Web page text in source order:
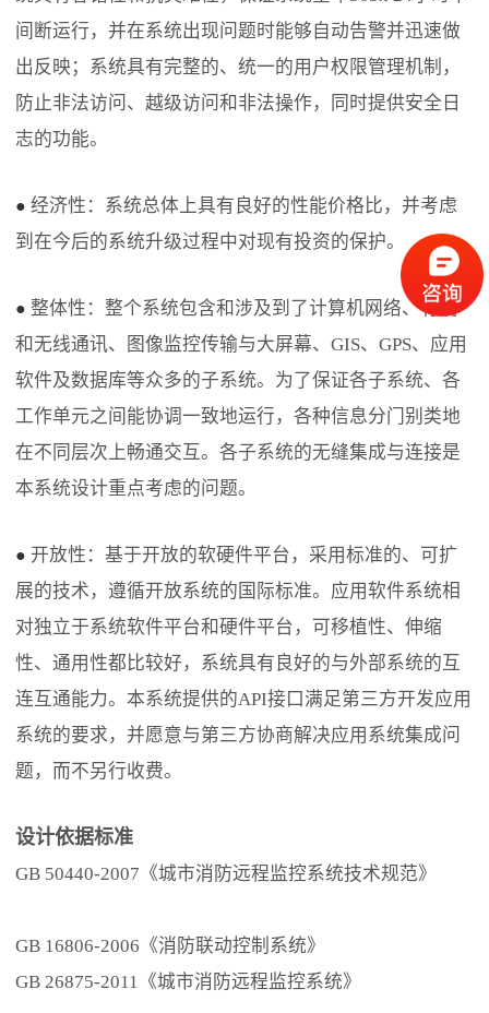
间断运行，并在系统出现问题时能够自动告警并迅速做
出反映；系统具有完整的、统一的用户权限管理机制，
防止非法访问、越级访问和非法操作，同时提供安全日
志的功能。
● 经济性：系统总体上具有良好的性能价格比，并考虑
到在今后的系统升级过程中对现有投资的保护。
● 整体性：整个系统包含和涉及到了计算机网络、有线
和无线通讯、图像监控传输与大屏幕、GIS、GPS、应用
软件及数据库等众多的子系统。为了保证各子系统、各
工作单元之间能协调一致地运行，各种信息分门别类地
在不同层次上畅通交互。各子系统的无缝集成与连接是
本系统设计重点考虑的问题。
● 开放性：基于开放的软硬件平台，采用标准的、可扩
展的技术，遵循开放系统的国际标准。应用软件系统相
对独立于系统软件平台和硬件平台，可移植性、伸缩
性、通用性都比较好，系统具有良好的与外部系统的互
连互通能力。本系统提供的API接口满足第三方开发应用
系统的要求，并愿意与第三方协商解决应用系统集成问
题，而不另行收费。
设计依据标准
GB 50440-2007《城市消防远程监控系统技术规范》
GB 16806-2006《消防联动控制系统》
GB 26875-2011《城市消防远程监控系统》